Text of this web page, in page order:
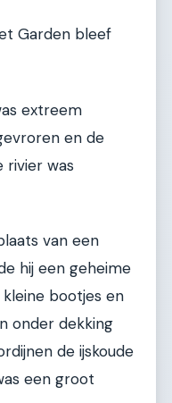
Garden bleef
extreem
en de
rivier was
van een
hij een geheime
bootjes en
onder dekking
de ijskoude
een groot